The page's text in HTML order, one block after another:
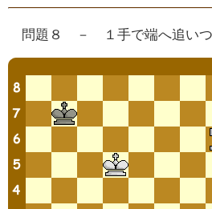
問題８ － １手で端へ追いつ